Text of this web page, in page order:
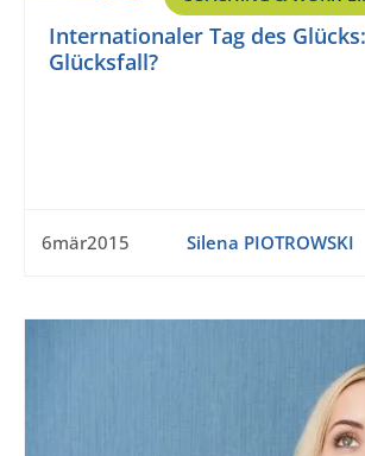
Internationaler Tag des
Glücksfall?
6mär2015 Silena PIOTROWSKI